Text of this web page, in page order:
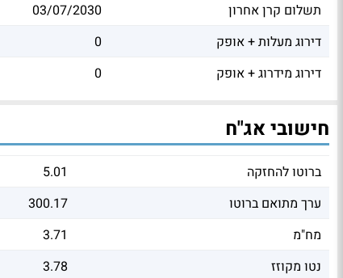
תשלום קרן אחרון
03/07/2030
דירוג מעלות + אופק
0
דירוג מידרוג + אופק
0
חישובי אג"ח
ברוטו להחזקה
5.01
ערך מתואם ברוטו
300.17
מח"מ
3.71
נטו מקוזז
3.78